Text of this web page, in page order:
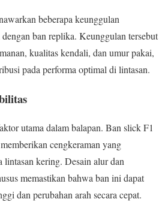
beberapa keunggulan
ban replika. Keunggulan tersebut
kualitas kendali, dan umur pakai,
pada performa optimal di lintasan.
utama dalam balapan. Ban slick F1
cengkeraman yang
lintasan kering. Desain alur dan
memastikan bahwa ban ini dapat
dan perubahan arah secara cepat.